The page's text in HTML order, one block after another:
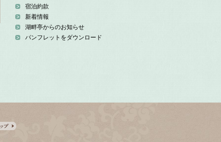
宿泊約款
新着情報
湖畔亭からのお知らせ
パンフレットをダウンロード